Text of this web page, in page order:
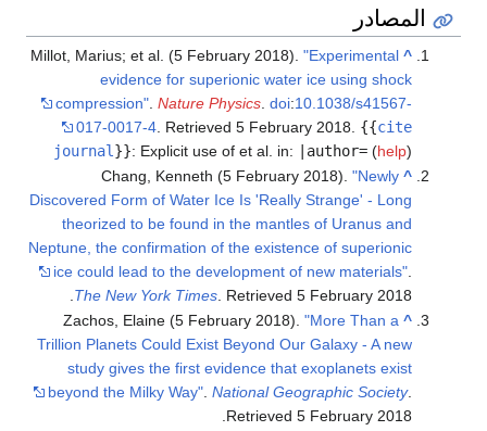
المصادر
^
Millot, Marius; et al. (5 February 2018)."Experimental
evidence for superionic water ice using shock
compression" .Nature Physics .doi:10.1038/s41567-
017-0017-4 . Retrieved5 February 2018 {{cite
journal }}: Explicit use of et al. in: |author= (help)
^
Chang, Kenneth (5 February 2018)."Newly
Discovered Form of Water Ice Is 'Really Strange' - Long
theorized to be found in the mantles of Uranus and
Neptune, the confirmation of the existence of superionic
ice could lead to the development of new materials"
The New York Times . Retrieved5 February 2018
^
Zachos, Elaine (5 February 2018)."More Than a
Trillion Planets Could Exist Beyond Our Galaxy - A new
study gives the first evidence that exoplanets exist
beyond the Milky Way".National Geographic Society.
Retrieved5 February 2018
.